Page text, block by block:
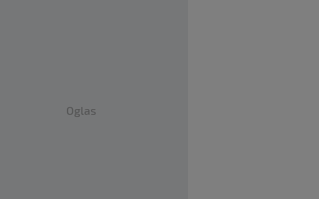
Oglas